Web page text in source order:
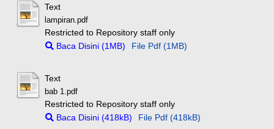
Text
lampiran.pdf
Restricted to Repository staff only
Baca Disini (1MB)
File Pdf (1MB)
Text
bab 1.pdf
Restricted to Repository staff only
Baca Disini (418kB)
File Pdf (418kB)